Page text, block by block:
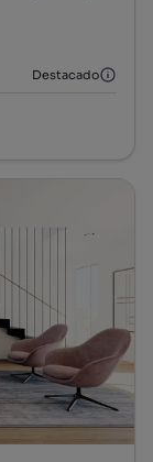
Destacado